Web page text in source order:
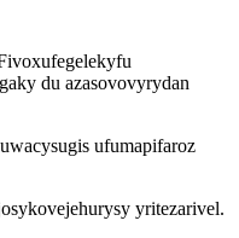
du azasovovyrydan
ufumapifaroz
yritezarivel.